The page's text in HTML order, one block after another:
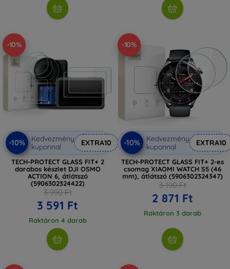
-10%
-10%
Kedvezmény
kuponnal
EXTRA10
TECH-PROTECT GLASS FIT+ 2
darabos készlet DJI OSMO
ACTION 6, átlátszó
(5906302324422)
3 990 Ft
3 591 Ft
Raktáron 4 darab
-10%
-10%
Kedvezmény
kuponnal
EXTRA10
TECH-PROTECT GLASS FIT+ 2-es
csomag XIAOMI WATCH S5 (46
mm), átlátszó (5906302324347)
3 190 Ft
2 871 Ft
Raktáron 3 darab